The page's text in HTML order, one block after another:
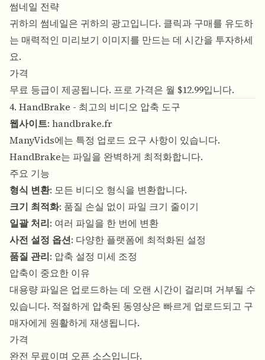
썸네일 전략
귀하의 썸네일은 귀하의 광고입니다. 클릭과 구매를 유도하
는 매력적인 미리보기 이미지를 만드는 데 시간을 투자하세
요.
가격
무료 등급이 제공됩니다. 프로 가격은 월 $12.99입니다.
4. HandBrake - 최고의 비디오 압축 도구
웹사이트: handbrake.fr
ManyVids에는 특정 업로드 요구 사항이 있습니다.
HandBrake는 파일을 완벽하게 최적화합니다.
주요 기능
형식 변환: 모든 비디오 형식을 변환합니다.
크기 최적화: 품질 손실 없이 파일 크기 줄이기
일괄 처리: 여러 파일을 한 번에 변환
사전 설정 옵션: 다양한 플랫폼에 최적화된 설정
품질 관리: 압축 설정 미세 조정
압축이 중요한 이유
대용량 파일은 업로드하는 데 오랜 시간이 걸리며 거부될 수
있습니다. 적절하게 압축된 동영상은 빠르게 업로드되고 구
매자에게 원활하게 재생됩니다.
가격
완전 무료이며 오픈 소스입니다.